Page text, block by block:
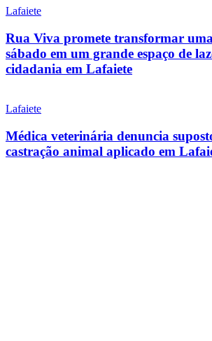
Lafaiete
Rua Viva promete transformar
sábado em um grande espaço de
cidadania em Lafaiete
Lafaiete
Médica veterinária denuncia
castração animal aplicado em